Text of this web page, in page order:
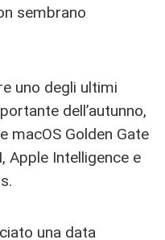
sembrano
uno degli ultimi
dell’autunno,
macOS Golden Gate
Apple Intelligence e
una data